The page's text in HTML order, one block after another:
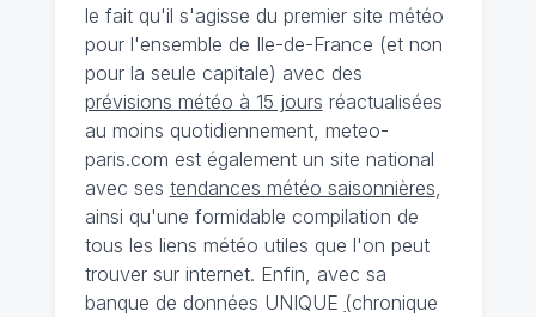
le fait qu'il s'agisse du premier site météo
pour l'ensemble de Ile-de-France (et non
pour la seule capitale) avec des
prévisions météo à 15 jours réactualisées
au moins quotidiennement, meteo-
paris.com est également un site national
avec ses tendances météo saisonnières
ainsi qu'une formidable compilation de
tous les liens météo utiles que l'on peut
trouver sur internet. Enfin, avec sa
banque de données UNIQUE (chronique